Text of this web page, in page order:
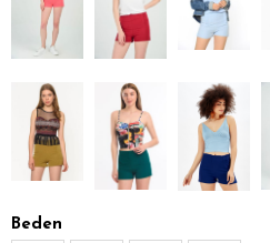
Beden